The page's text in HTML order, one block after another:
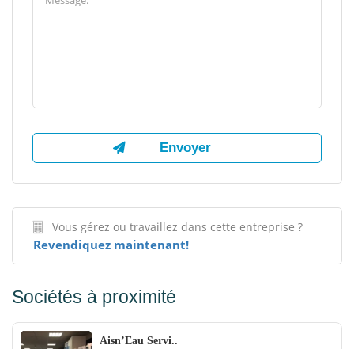
Vous gérez ou travaillez dans cette entreprise ?
Revendiquez maintenant!
Sociétés à proximité
Aisn’Eau Servi..